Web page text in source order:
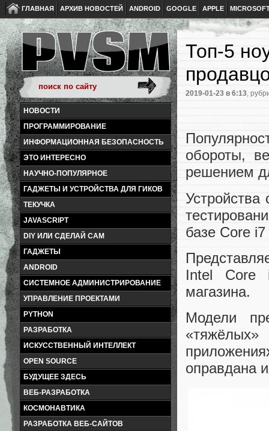
ГЛАВНАЯ АРХИВ НОВОСТЕЙ ANDROID GOOGLE APPLE
НОВОСТИ
ПРОГРАММИРОВАНИЕ
ИНФОРМАЦИОННАЯ БЕЗОПАСНОСТЬ
ЭТО ИНТЕРЕСНО
НАУЧНО-ПОПУЛЯРНОЕ
ГАДЖЕТЫ И УСТРОЙСТВА ДЛЯ ГИКОВ
ТЕКУЧКА
JAVASCRIPT
DIY ИЛИ СДЕЛАЙ САМ
ГАДЖЕТЫ
ANDROID
СИСТЕМНОЕ АДМИНИСТРИРОВАНИЕ
УПРАВЛЕНИЕ ПРОЕКТАМИ
PYTHON
РАЗРАБОТКА
ИСКУССТВЕННЫЙ ИНТЕЛЛЕКТ
OPEN SOURCE
БУДУЩЕЕ ЗДЕСЬ
ВЕБ-РАЗРАБОТКА
КОСМОНАВТИКА
РАЗРАБОТКА ВЕБ-САЙТОВ
Топ-5
2019-01-23 в 6:13,
обороты,
решением
базе Core
Intel Core
магазина.
Модели
оправдана